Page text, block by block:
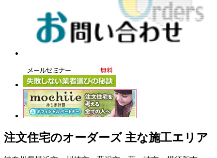
注文住宅のオーダーズ 主な施工エリア